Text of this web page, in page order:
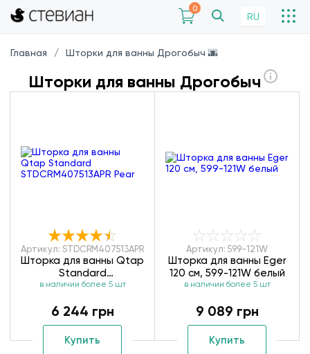
0
RU
Главная Шторки для ванны Дрогобыч 🌆
Шторки для ванны Дрогобыч
Артикул: STDCRM407513APR
Шторка для ванны Qtap
Standard
STDCRM407513APR Pear
в наличии более 5 шт
6 244 грн
Купить
Артикул: 599-121W
Шторка для ванны Eger
120 см, 599-121W белый
в наличии более 5 шт
9 089 грн
Купить